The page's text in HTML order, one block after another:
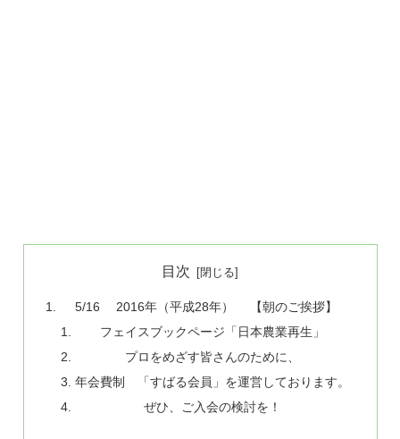
目次
5/16 2016年（平成28年） 【朝のご挨拶】
フェイスブックページ「日本農業再生」
プロをめざす皆さんのために、
年会費制 「すばる会員」を運営しております。
ぜひ、ご入会の検討を！